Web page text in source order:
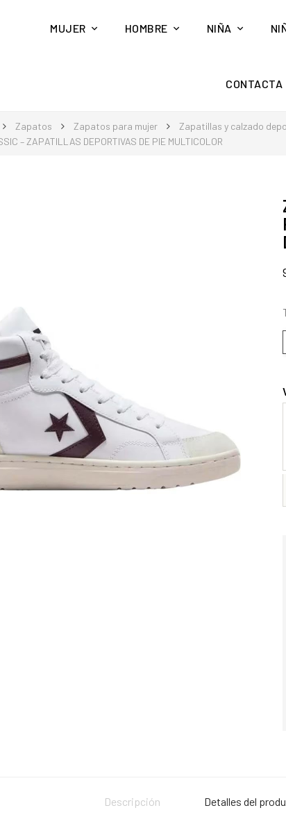
MUJER HOMBRE NIÑA
CONTACTA
Zapatos Zapatos para mujer Zapatillas y calzado
– ZAPATILLAS DEPORTIVAS DE PIE MULTICOLOR
Descripción Detalles del